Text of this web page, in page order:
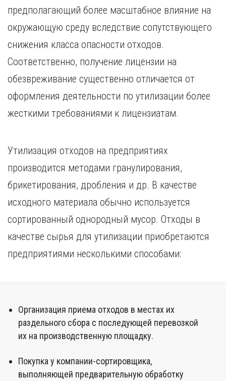
предполагающий более масштабное влияние на
окружающую среду вследствие сопутствующего
снижения класса опасности отходов.
Соответственно, получение лицензии на
обезвреживание существенно отличается от
оформления деятельности по утилизации более
жесткими требованиями к лицензиатам.
Утилизация отходов на предприятиях
производится методами гранулирования,
брикетирования, дробления и др. В качестве
исходного материала обычно используется
сортированный однородный мусор. Отходы в
качестве сырья для утилизации приобретаются
предприятиями несколькими способами:
Организация приема отходов в местах их
раздельного сбора с последующей перевозкой
их на производственную площадку.
Покупка у компании-сортировщика,
выполняющей предварительную обработку